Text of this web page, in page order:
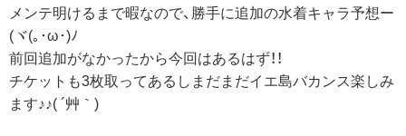
メンテ明けるまで暇なので、勝手に追加の水着キャラ予想ー
(ヾ(｡･ω･)ﾉ
前回追加がなかったから今回はあるはず！！
チケットも3枚取ってあるしまだまだイエ島バカンス楽しみ
ます♪♪( ´艸｀)